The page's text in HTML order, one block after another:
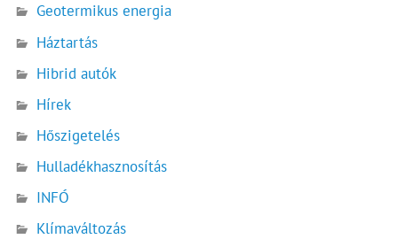
Geotermikus energia
Háztartás
Hibrid autók
Hírek
Hőszigetelés
Hulladékhasznosítás
INFÓ
Klímaváltozás